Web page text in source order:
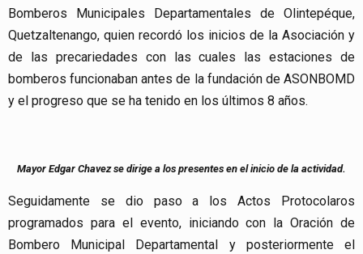
Bomberos Municipales Departamentales de Olintepéque,
Quetzaltenango, quien recordó los inicios de la Asociación y
de las precariedades con las cuales las estaciones de
bomberos funcionaban antes de la fundación de ASONBOMD
y el progreso que se ha tenido en los últimos 8 años.
Mayor Edgar Chavez se dirige a los presentes en el inicio de la actividad.
Seguidamente se dio paso a los Actos Protocolaros
programados para el evento, iniciando con la Oración de
Bombero Municipal Departamental y posteriormente el